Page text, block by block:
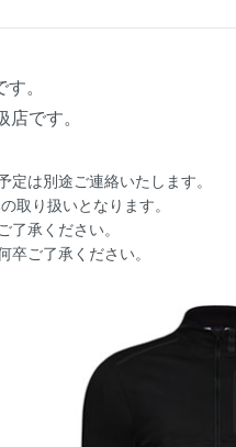
。
です。
定は別途ご連絡いたします。
取り扱いとなります。
了承ください。
卒ご了承ください。